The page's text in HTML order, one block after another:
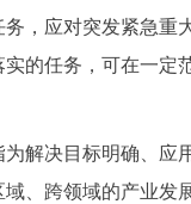
，应对突发紧急重
的任务，可在一定
决目标明确、应
、跨领域的产业发